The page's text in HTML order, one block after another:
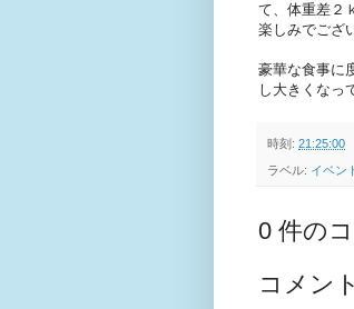
て、体重差２
楽しみでござ
豪華な食事に
し大きくなっ
時刻: 21:25:00
ラベル: イベン
0 件の
コメン